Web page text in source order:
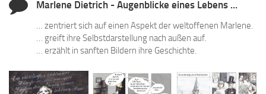
Marlene Dietrich - Augenblicke eines Lebens ...
… zentriert sich auf einen Aspekt der weltoffenen Marlene.
… greift ihre Selbstdarstellung nach außen auf.
… erzählt in sanften Bildern ihre Geschichte.